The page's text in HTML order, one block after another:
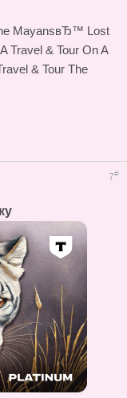
MayansвЂ™ Lost
Travel & Tour On A
& Tour The
7#